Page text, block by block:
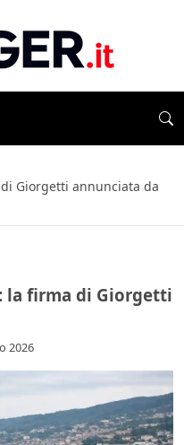
Giorgetti annunciata da
la firma di Giorgetti
2026